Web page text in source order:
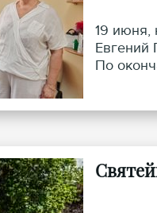
19 июня,
Евгений
По